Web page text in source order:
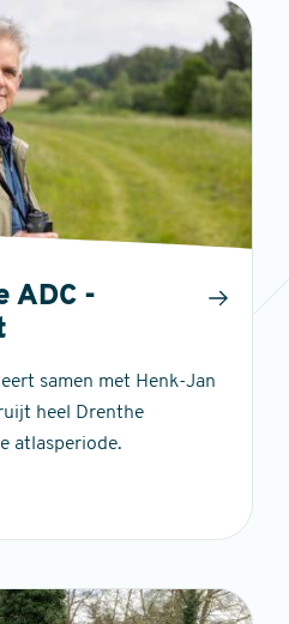
ADC -
samen met Henk-Jan
heel Drenthe
atlasperiode.